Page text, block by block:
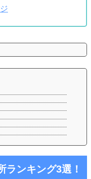
ランキング3選！